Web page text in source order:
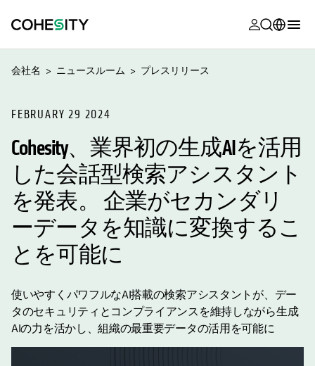
新しいタ
新しいタ
新しいタ
サポート
新しいタ
製品に関
ドキュメン
新しいタ
アカデミー
新しいタ
新しいタ
パートナー
新しいタ
Français (France)
Português (Brazil)
한국어 (South
Korea)
会社名 ニュースルーム プレスリリース
FEBRUARY 29 2024
Cohesity、業界初の生成AIを活用
した会話型検索アシスタント
を発表。 企業がセカンダリ
ーデータを知識に変換するこ
とを可能に
使いやすくパワフルなAI搭載の検索アシスタントが、デー
タのセキュリティとコンプライアンスを維持しながら生成
AIの力を活かし、組織の最重要データの活用を可能に